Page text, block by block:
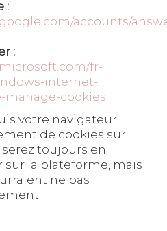
:
accounts/
:
fr-
internet-
manage-cookies
votre navigateur
de cookies sur
toujours en
sur la plateforme, mais
ne pas